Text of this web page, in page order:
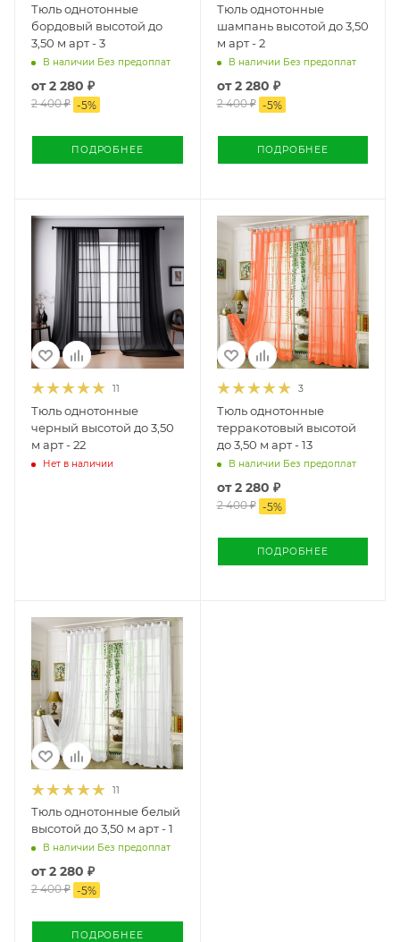
Тюль однотонные
бордовый высотой до
3,50 м арт - 3
В наличии Без предоплат
от2 280 ₽
2 400 ₽ -5%
ПОДРОБНЕЕ
Тюль однотонные
шампань высотой до 3,50
м арт - 2
В наличии Без предоплат
от2 280 ₽
2 400 ₽ -5%
ПОДРОБНЕЕ
11
Тюль однотонные
черный высотой до 3,50
м арт - 22
Нет в наличии
3
Тюль однотонные
терракотовый высотой
до 3,50 м арт - 13
В наличии Без предоплат
от2 280 ₽
2 400 ₽ -5%
ПОДРОБНЕЕ
11
Тюль однотонные белый
высотой до 3,50 м арт - 1
В наличии Без предоплат
от2 280 ₽
2 400 ₽ -5%
ПОДРОБНЕЕ